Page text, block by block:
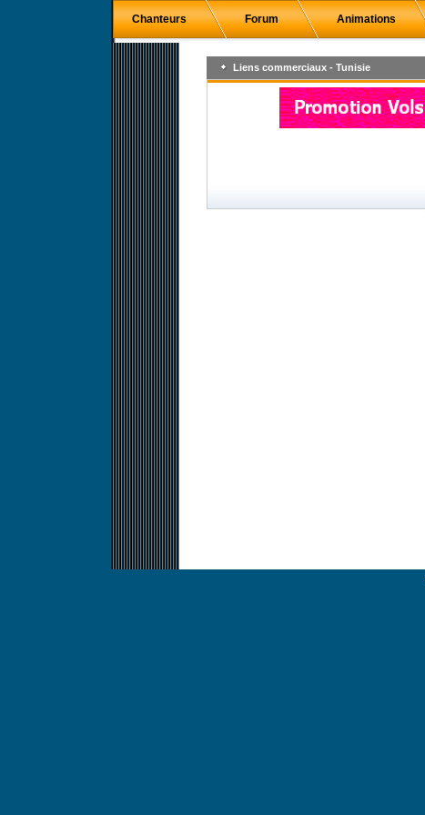
Chanteurs Forum Animations
Liens commerciaux - Tunisie